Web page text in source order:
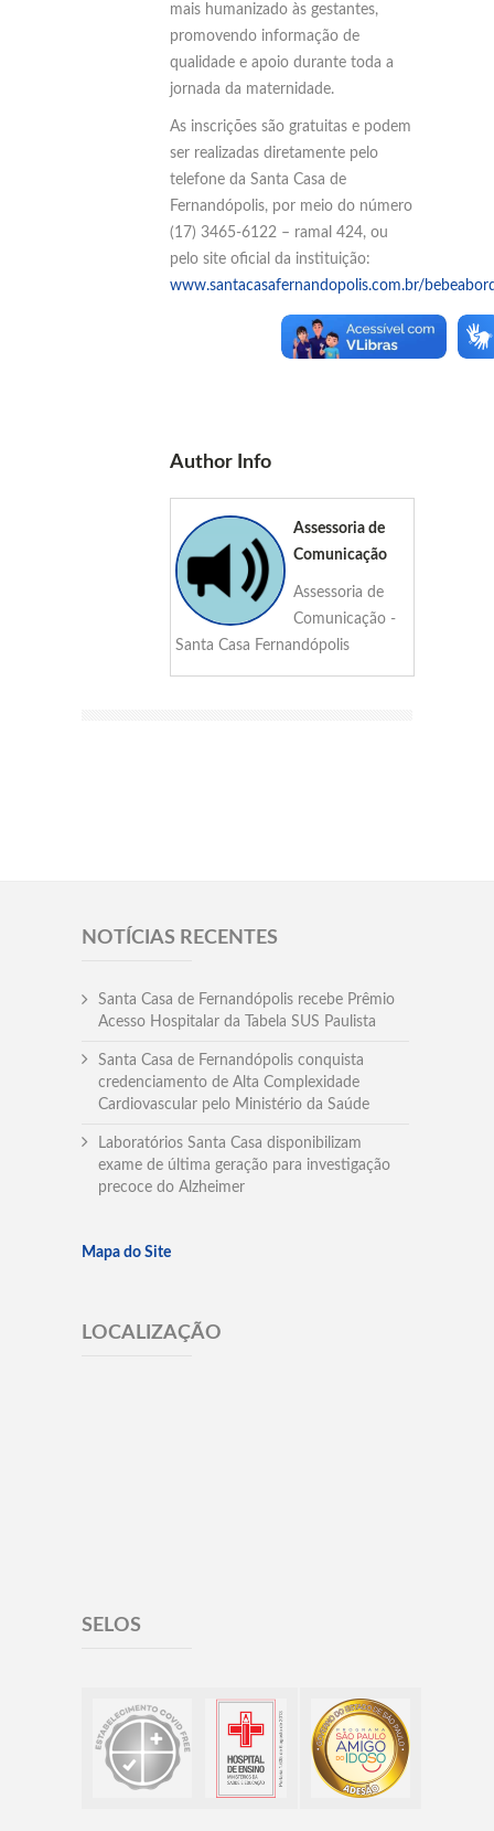
mais humanizado às gestantes,
promovendo informação de
qualidade e apoio durante toda a
jornada da maternidade.
As inscrições são gratuitas e podem
ser realizadas diretamente pelo
telefone da Santa Casa de
Fernandópolis, por meio do número
(17) 3465-6122 – ramal 424, ou
pelo site oficial da instituição:
www.santacasafernandopolis.com.br/
Author Info
Assessoria de
Comunicação
Assessoria de
Comunicação -
Santa Casa Fernandópolis
NOTÍCIAS RECENTES
Santa Casa de Fernandópolis recebe Prêmio
Acesso Hospitalar da Tabela SUS Paulista
Santa Casa de Fernandópolis conquista
credenciamento de Alta Complexidade
Cardiovascular pelo Ministério da Saúde
Laboratórios Santa Casa disponibilizam
exame de última geração para investigação
precoce do Alzheimer
Mapa do Site
LOCALIZAÇÃO
SELOS